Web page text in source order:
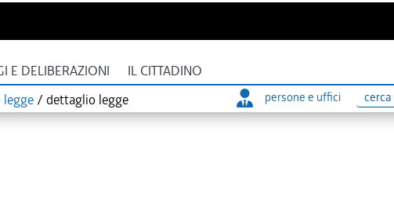
E DELIBERAZIONI IL CITTADINO
legge / dettaglio legge persone e uffici
Ricerca